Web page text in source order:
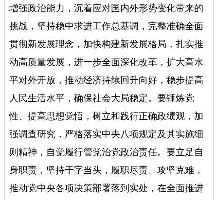
增强政治能力，沉着应对国内外形势变化带来的
挑战，坚持稳中求进工作总基调，完整准确全面
贯彻新发展理念，加快构建新发展格局，扎实推
动高质量发展，进一步全面深化改革，扩大高水
平对外开放，推动经济持续回升向好，稳步提高
人民生活水平，确保社会大局稳定。要锤炼党
性、提高思想觉悟，树立和践行正确政绩观，加
强调查研究，严格落实中央八项规定及其实施细
则精神，自觉履行管党治党政治责任。要立足自
身职责，坚持干字当头，履职尽责、攻坚克难，
推动党中央各项决策部署落到实处，在全面推进